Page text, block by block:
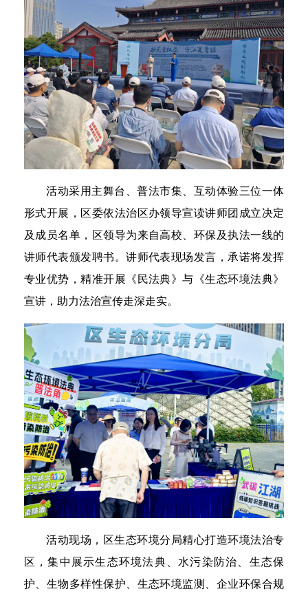
活动采用主舞台、普法市集、互动体验三位一体
形式开展，区委依法治区办领导宣读讲师团成立决定
及成员名单，区领导为来自高校、环保及执法一线的
讲师代表颁发聘书。讲师代表现场发言，承诺将发挥
专业优势，精准开展《民法典》与《生态环境法典》
宣讲，助力法治宣传走深走实。
活动现场，区生态环境分局精心打造环境法治专
区，集中展示生态环境法典、水污染防治、生态保
护、生物多样性保护、生态环境监测、企业环保合规